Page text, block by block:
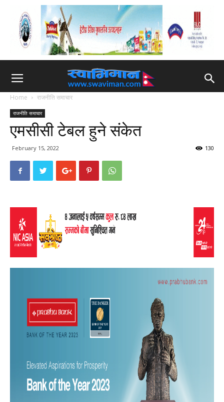
Home राजनीति समाचार
राजनीति समाचार
एमसीसी टेबल हुने संकेत
February 15, 2022 130